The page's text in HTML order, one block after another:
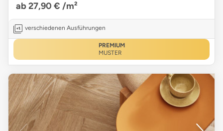
ab 27,90 € /m²
verschiedenen Ausführungen
PREMIUM
MUSTER